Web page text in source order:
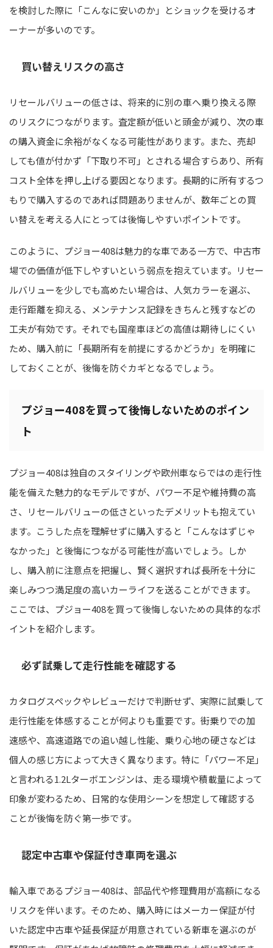
を検討した際に「こんなに安いのか」とショックを受けるオ
ーナーが多いのです。
買い替えリスクの高さ
リセールバリューの低さは、将来的に別の車へ乗り換える際
のリスクにつながります。査定額が低いと頭金が減り、次の車
の購入資金に余裕がなくなる可能性があります。また、売却
しても値が付かず「下取り不可」とされる場合すらあり、所有
コスト全体を押し上げる要因となります。長期的に所有するつ
もりで購入するのであれば問題ありませんが、数年ごとの買
い替えを考える人にとっては後悔しやすいポイントです。
このように、プジョー408は魅力的な車である一方で、中古市
場での価値が低下しやすいという弱点を抱えています。リセー
ルバリューを少しでも高めたい場合は、人気カラーを選ぶ、
走行距離を抑える、メンテナンス記録をきちんと残すなどの
工夫が有効です。それでも国産車ほどの高値は期待しにくい
ため、購入前に「長期所有を前提にするかどうか」を明確に
しておくことが、後悔を防ぐカギとなるでしょう。
プジョー408を買って後悔しないためのポイン
ト
プジョー408は独自のスタイリングや欧州車ならではの走行性
能を備えた魅力的なモデルですが、パワー不足や維持費の高
さ、リセールバリューの低さといったデメリットも抱えてい
ます。こうした点を理解せずに購入すると「こんなはずじゃ
なかった」と後悔につながる可能性が高いでしょう。しか
し、購入前に注意点を把握し、賢く選択すれば長所を十分に
楽しみつつ満足度の高いカーライフを送ることができます。
ここでは、プジョー408を買って後悔しないための具体的なポ
イントを紹介します。
必ず試乗して走行性能を確認する
カタログスペックやレビューだけで判断せず、実際に試乗して
走行性能を体感することが何よりも重要です。街乗りでの加
速感や、高速道路での追い越し性能、乗り心地の硬さなどは
個人の感じ方によって大きく異なります。特に「パワー不足」
と言われる1.2Lターボエンジンは、走る環境や積載量によって
印象が変わるため、日常的な使用シーンを想定して確認する
ことが後悔を防ぐ第一歩です。
認定中古車や保証付き車両を選ぶ
輸入車であるプジョー408は、部品代や修理費用が高額になる
リスクを伴います。そのため、購入時にはメーカー保証が付
いた認定中古車や延長保証が用意されている新車を選ぶのが